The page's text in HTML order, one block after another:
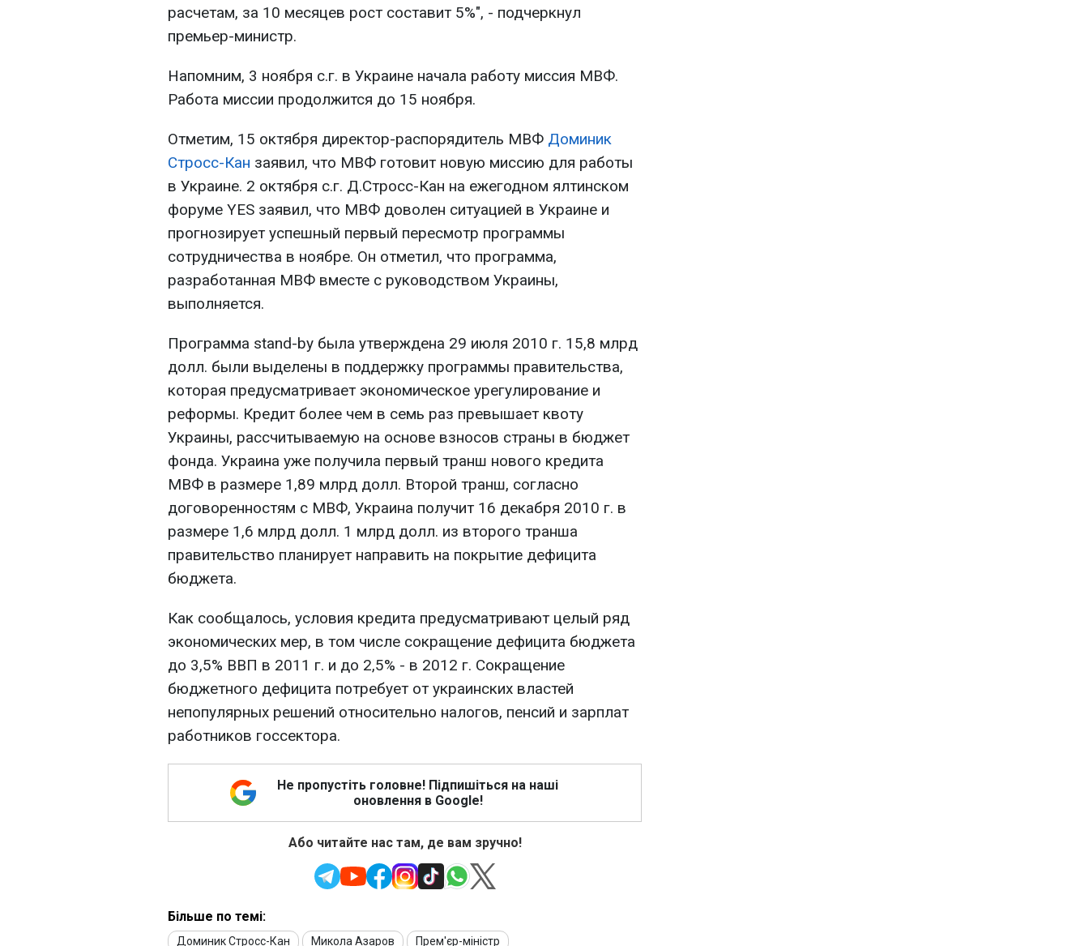
расчетам, за 10 месяцев рост составит 5%", - подчеркнул
премьер-министр.
Напомним, 3 ноября с.г. в Украине начала работу миссия МВФ.
Работа миссии продолжится до 15 ноября.
Отметим, 15 октября директор-распорядитель МВФ Доминик
Стросс-Кан заявил, что МВФ готовит новую миссию для работы
в Украине. 2 октября с.г. Д.Стросс-Кан на ежегодном ялтинском
форуме YES заявил, что МВФ доволен ситуацией в Украине и
прогнозирует успешный первый пересмотр программы
сотрудничества в ноябре. Он отметил, что программа,
разработанная МВФ вместе с руководством Украины,
выполняется.
Программа stand-by была утверждена 29 июля 2010 г. 15,8 млрд
долл. были выделены в поддержку программы правительства,
которая предусматривает экономическое урегулирование и
реформы. Кредит более чем в семь раз превышает квоту
Украины, рассчитываемую на основе взносов страны в бюджет
фонда. Украина уже получила первый транш нового кредита
МВФ в размере 1,89 млрд долл. Второй транш, согласно
договоренностям с МВФ, Украина получит 16 декабря 2010 г. в
размере 1,6 млрд долл. 1 млрд долл. из второго транша
правительство планирует направить на покрытие дефицита
бюджета.
Как сообщалось, условия кредита предусматривают целый ряд
экономических мер, в том числе сокращение дефицита бюджета
до 3,5% ВВП в 2011 г. и до 2,5% - в 2012 г. Сокращение
бюджетного дефицита потребует от украинских властей
непопулярных решений относительно налогов, пенсий и зарплат
работников госсектора.
Не пропустіть головне! Підпишіться на наші
оновлення в Google!
Або читайте нас там, де вам зручно!
Більше по темі:
Доминик Стросс-Кан Микола Азаров Прем'єр-міністр